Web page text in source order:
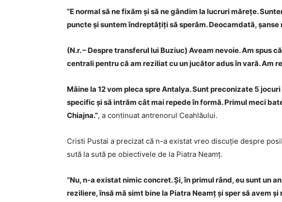
“E normal să ne fixăm și să ne gândim la lucruri mărețe.
puncte și suntem îndreptățiți să sperăm. Deocamdată, șanse
(N.r. – Despre transferul lui Buziuc) Aveam nevoie. Am spus
centrali pentru că am reziliat cu un jucător adus în vară. Am
Mâine la 12 vom pleca spre Antalya. Sunt preconizate 5
specific și să intrăm cât mai repede în formă. Primul meci
Chiajna.”, a continuat antrenorul Ceahlăului.
Cristi Pustai a precizat că n-a existat vreo discuție despre
sută la sută pe obiectivele de la Piatra Neamț.
“Nu, n-a existat nimic concret. Și, în primul rând, eu sunt un
reziliere, însă mă simt bine la Piatra Neamț și sper să avem și